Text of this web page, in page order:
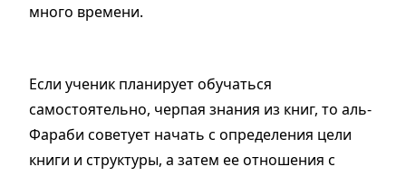
много времени.
Если ученик планирует обучаться
самостоятельно, черпая знания из книг, то аль-
Фараби советует начать с определения цели
книги и структуры, а затем ее отношения с